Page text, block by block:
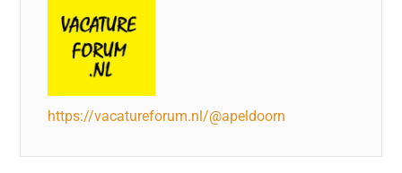
https://vacatureforum.nl/@apeldoorn